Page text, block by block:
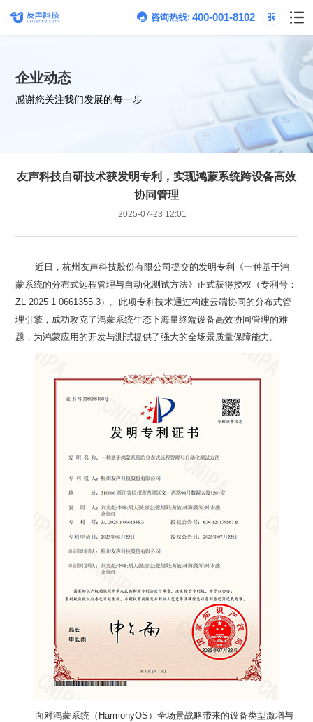
咨询热线: 400-001-8102
企业动态
感谢您关注我们发展的每一步
协同管理
2025-07-23 12:01
题，为鸿蒙应用的开发与测试提供了强大的全场景质量保障能力。